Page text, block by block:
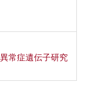
常症遺伝子研究